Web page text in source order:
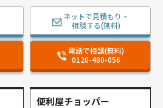
ネットで見積もり・
相談する(無料)
電話で相談(無料)
0120-480-056
便利屋チョッパー